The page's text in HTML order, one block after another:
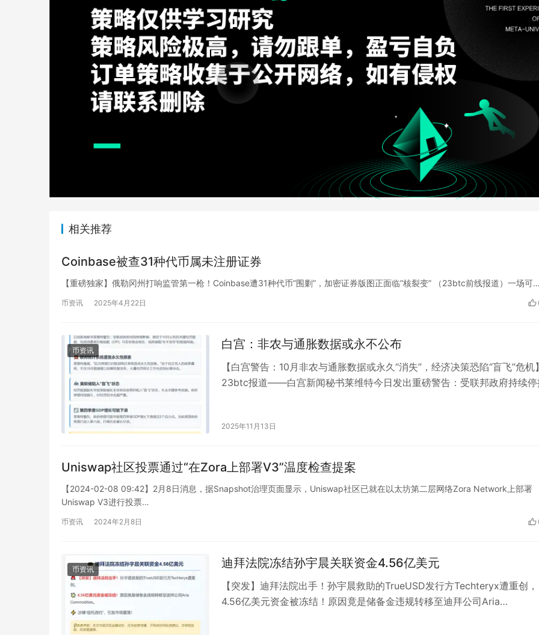
相关推荐
Coinbase被查31种代币属未注册证券
【重磅独家】俄勒冈州打响监管第一枪！Coinbase遭31种代币”围剿”，加密证券版图正面临”核裂变” （23btc前线报道）一场可…
币资讯 2025年4月22日
币资讯 白宫：非农与通胀数据或永不公布
【白宫警告：10月非农与通胀数据或永久“消失”，经济决策恐陷“盲飞”危机】
23btc报道——白宫新闻秘书莱维特今日发出重磅警告：受联邦政府持续停
2025年11月13日
Uniswap社区投票通过“在Zora上部署V3”温度检查提案
【2024-02-08 09:42】2月8日消息，据Snapshot治理页面显示，Uniswap社区已就在以太坊第二层网络Zora Network上部署
Uniswap V3进行投票…
币资讯 2024年2月8日
币资讯 迪拜法院冻结孙宇晨关联资金4.56亿美元
【突发】迪拜法院出手！孙宇晨救助的TrueUSD发行方Techteryx遭重创，
4.56亿美元资金被冻结！原因竟是储备金违规转移至迪拜公司Aria